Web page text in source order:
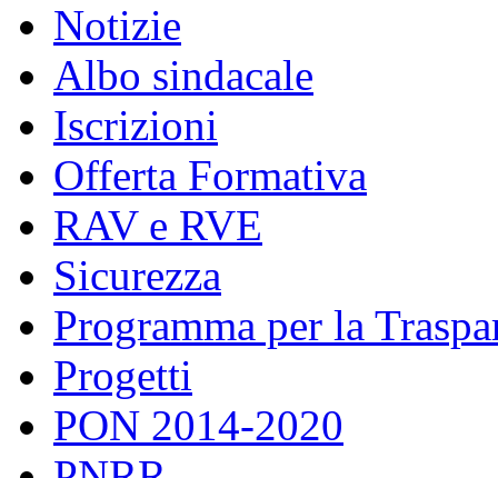
Notizie
Albo sindacale
Iscrizioni
Offerta Formativa
RAV e RVE
Sicurezza
Programma per la
Progetti
PON 2014-2020